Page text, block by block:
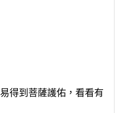
得到菩薩護佑，看看有